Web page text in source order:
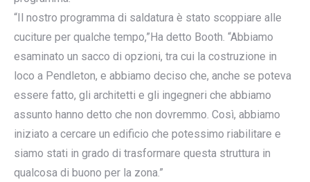
“Il nostro programma di saldatura è stato scoppiare alle
cuciture per qualche tempo,”Ha detto Booth. “Abbiamo
esaminato un sacco di opzioni, tra cui la costruzione in
loco a Pendleton, e abbiamo deciso che, anche se poteva
essere fatto, gli architetti e gli ingegneri che abbiamo
assunto hanno detto che non dovremmo. Così, abbiamo
iniziato a cercare un edificio che potessimo riabilitare e
siamo stati in grado di trasformare questa struttura in
qualcosa di buono per la zona.”